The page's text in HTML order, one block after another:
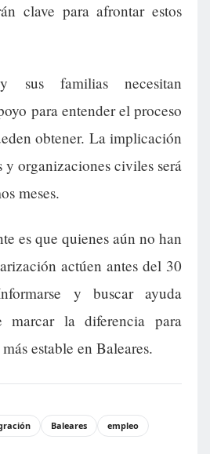
clave para afrontar estos
sus familias necesitan
para entender el proceso
obtener. La implicación
y organizaciones civiles será
meses.
es que quienes aún no han
actúen antes del 30
y buscar ayuda
marcar la diferencia para
estable en Baleares.
Baleares
empleo